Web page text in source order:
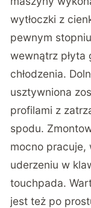
wytłoczki z
pewnym
wewnątrz płyta
chłodzenia.
usztywniona
profilami z
spodu.
mocno pracuje,
uderzeniu w
touchpada.
jest też po